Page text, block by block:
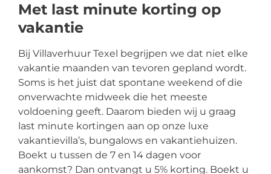
Met last minute korting op
vakantie
Bij Villaverhuur Texel begrijpen we dat niet elke
vakantie maanden van tevoren gepland wordt.
Soms is het juist dat spontane weekend of die
onverwachte midweek die het meeste
voldoening geeft. Daarom bieden wij u graag
last minute kortingen aan op onze luxe
vakantievilla’s, bungalows en vakantiehuizen.
Boekt u tussen de 7 en 14 dagen voor
aankomst? Dan ontvangt u 5% korting. Boekt u